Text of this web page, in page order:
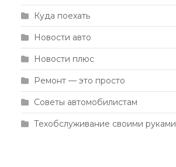
Куда поехать
Новости авто
Новости плюс
Ремонт — это просто
Советы автомобилистам
Техобслуживание своими руками